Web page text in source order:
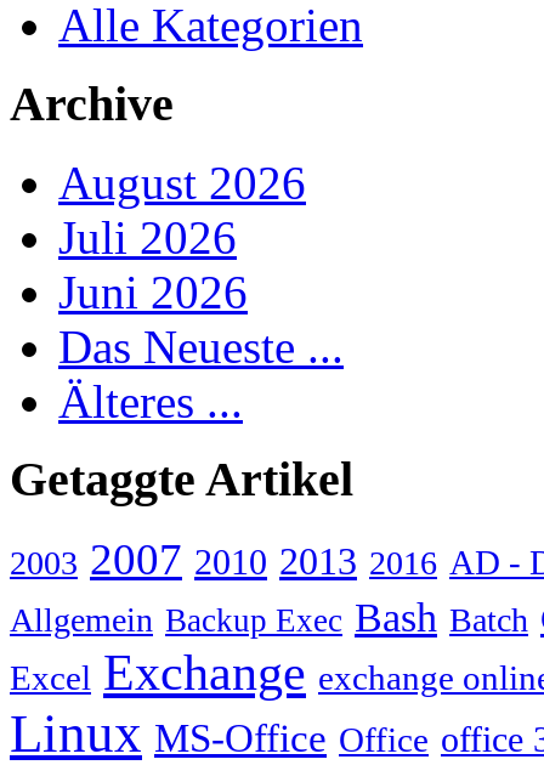
Alle Kategorien
Archive
August 2026
Juli 2026
Juni 2026
Das Neueste ...
Älteres ...
Getaggte Artikel
2003 2007 2010 2013 2016 AD -
Allgemein Backup Exec Bash Batch
Excel Exchange exchange
Linux MS-Office Office office